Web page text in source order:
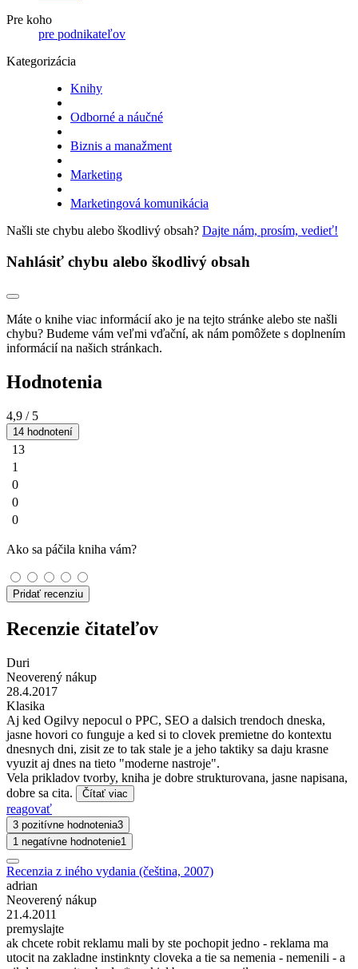
Pre koho
pre podnikateľov
Kategorizácia
Knihy
Odborné a náučné
Biznis a manažment
Marketing
Marketingová komunikácia
Našli ste chybu alebo škodlivý obsah? Dajte nám, prosím, vedieť!
Nahlásiť chybu alebo škodlivý obsah
Máte o knihe viac informácií ako je na tejto stránke alebo ste našli
chybu? Budeme vám veľmi vďační, ak nám pomôžete s doplnením
informácií na našich stránkach.
Hodnotenia
4,9 / 5
14 hodnotení
13
1
0
0
0
Ako sa páčila kniha vám?
Pridať recenziu
Recenzie čitateľov
Duri
Neoverený nákup
28.4.2017
Klasika
Aj ked Ogilvy nepocul o PPC, SEO a dalsich trendoch dneska,
jasne hovori co funguje a ked si to clovek premietne do kontextu
dnesnych dni, zisit ze to tak stale je a jeho taktiky sa daju krasne
vyuzit aj dnes na tieto "moderne nastroje".
Vela prikladov tvorby, kniha je dobre strukturovana, jasne napisana,
dobre sa cita.
Čítať viac
reagovať
3 pozitívne hodnotenia3
1 negatívne hodnotenie1
Recenzia z iného vydania (čeština, 2007)
adrian
Neoverený nákup
21.4.2011
premyslajte
ak chcete robit reklamu mali by ste pochopit jedno - reklama ma
utocit na zakladne instinknty cloveka a tie sa nemenia - nemenili - a